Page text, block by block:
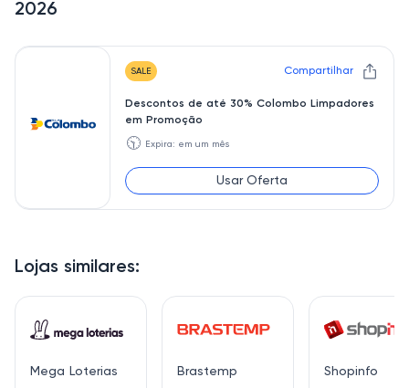
Lojas similares:
Mega Loterias Brastemp Shopinfo
2026
SALE Compartilhar
Descontos de até 30% Colombo Limpadores
em Promoção
🕥 Expira: em um mês
Usar Oferta